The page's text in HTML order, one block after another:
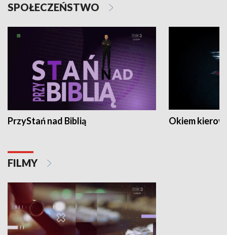
SPOŁECZEŃSTWO
PrzyStań nad Biblią Okiem
FILMY